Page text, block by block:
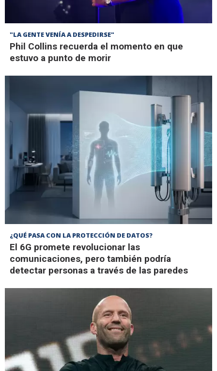
"LA GENTE VENÍA A DESPEDIRSE"
Phil Collins recuerda el momento en que
estuvo a punto de morir
¿QUÉ PASA CON LA PROTECCIÓN DE DATOS?
El 6G promete revolucionar las
comunicaciones, pero también podría
detectar personas a través de las paredes